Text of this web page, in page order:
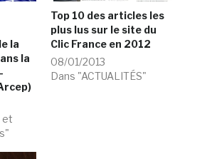
la
la
et
Top 10 des articles les
plus lus sur le site du
Clic France en 2012
08/01/2013
Dans "ACTUALITÉS"